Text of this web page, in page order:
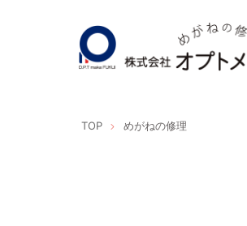
TOP めがねの修理